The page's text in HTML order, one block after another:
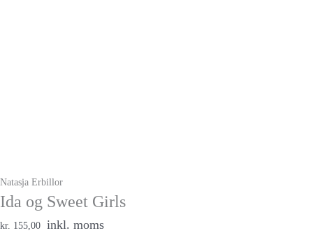
Natasja Erbillor
Ida og Sweet Girls
kr. 155,00 inkl. moms